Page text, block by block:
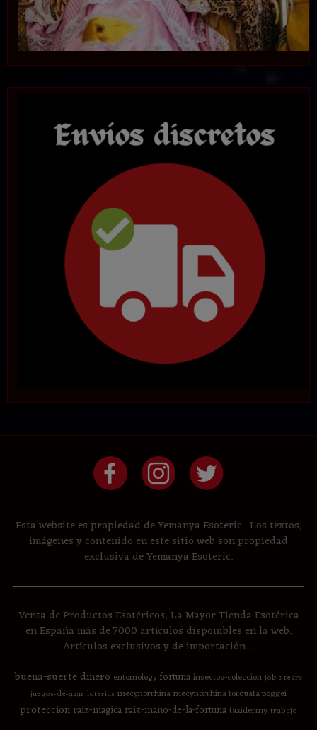
Esta website es propiedad de Yemanya Esoteric . Los textos,
imágenes y contenido en este sitio web son propiedad
exclusiva de Yemanya Esoteric.
Venta de Productos Esotéricos, La Mayor Tienda Esotérica
en España más de 7000 artículos disponibles en la web.
Artículos exclusivos y de importación....
buena-suertedinero entomologyfortunainsectos-coleccion job's tears
juegos-de-azar loterias mecynorrhinamecynorrhina torquata poggei
proteccion raiz-magica raiz-mano-de-la-fortunataxidermy trabajo